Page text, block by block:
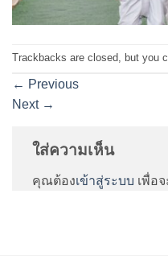
Trackbacks are closed, but you
← Previous
Next →
ใส่ความเห็น
คุณต้องเข้าสู่ระบบ เพื่อ